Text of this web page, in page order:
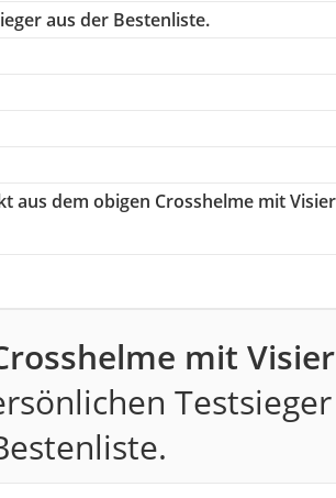
aus der Bestenliste.
aus dem obigen Crosshelme mit Visier
mit